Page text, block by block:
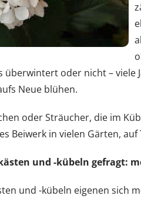
überwintert oder nicht –
Neue blühen.
oder Sträucher, die im
Beiwerk in vielen Gärten,
und -kübeln gefragt:
und -kübeln eigenen sich